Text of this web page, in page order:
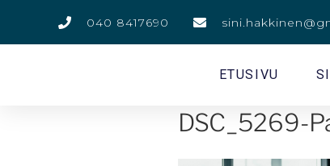
040 8417690
ETUSIVU
DSC_5269-